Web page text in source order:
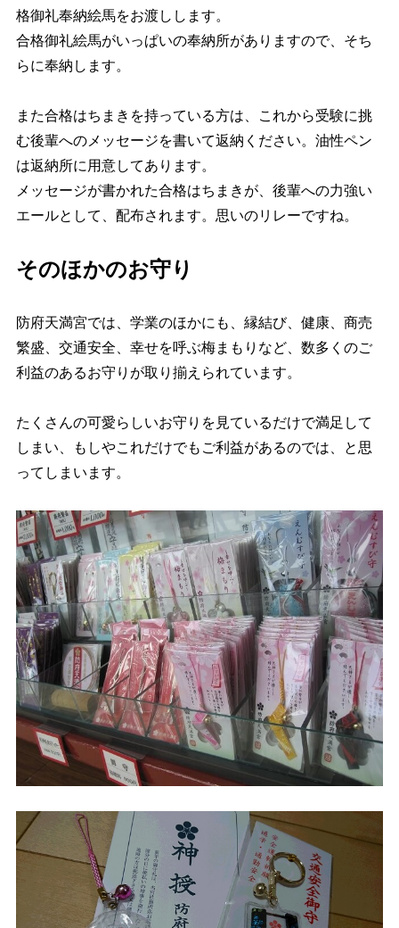
格御礼奉納絵馬をお渡しします。
合格御礼絵馬がいっぱいの奉納所がありますので、そち
らに奉納します。
また合格はちまきを持っている方は、これから受験に挑
む後輩へのメッセージを書いて返納ください。油性ペン
は返納所に用意してあります。
メッセージが書かれた合格はちまきが、後輩への力強い
エールとして、配布されます。思いのリレーですね。
そのほかのお守り
防府天満宮では、学業のほかにも、縁結び、健康、商売
繁盛、交通安全、幸せを呼ぶ梅まもりなど、数多くのご
利益のあるお守りが取り揃えられています。
たくさんの可愛らしいお守りを見ているだけで満足して
しまい、もしやこれだけでもご利益があるのでは、と思
ってしまいます。